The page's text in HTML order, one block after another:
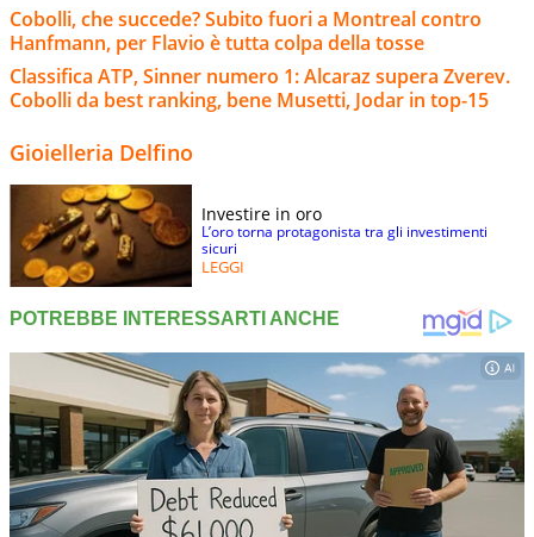
Cobolli, che succede? Subito fuori a Montreal contro
Hanfmann, per Flavio è tutta colpa della tosse
Classifica ATP, Sinner numero 1: Alcaraz supera Zverev.
Cobolli da best ranking, bene Musetti, Jodar in top-15
Gioielleria Delfino
Investire in oro
L’oro torna protagonista tra gli investimenti
sicuri
LEGGI